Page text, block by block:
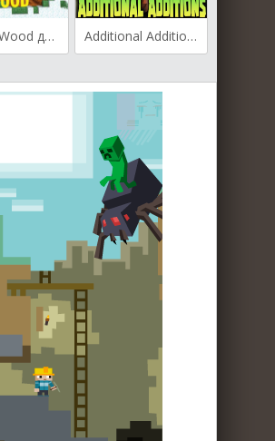
Petrified Wood для Майнкрафт [1.19.4, 1.19.3, 1.19.2] Additional Additions для Майнкрафт [1.19.4, 1.19.3, 1.19.2]